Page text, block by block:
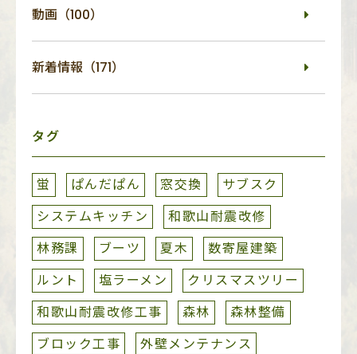
動画（100）
新着情報（171）
タグ
蛍 ぱんだぱん 窓交換
サブスク
システムキッチン
和歌山耐震改修
林務課
ブーツ 夏木
数寄屋建築
ルント
塩ラーメン
クリスマスツリー
和歌山耐震改修工事
森林
森林整備
ブロック工事
外壁メンテナンス